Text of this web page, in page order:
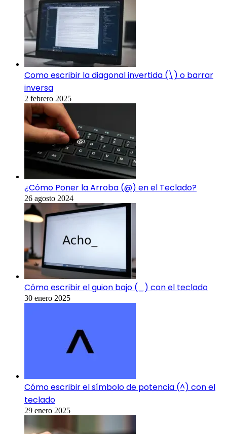
Como escribir la diagonal invertida (\) o barrar
inversa
2 febrero 2025
¿Cómo Poner la Arroba (@) en el Teclado?
26 agosto 2024
Cómo escribir el guion bajo (_) con el teclado
30 enero 2025
Cómo escribir el símbolo de potencia (^) con el
teclado
29 enero 2025